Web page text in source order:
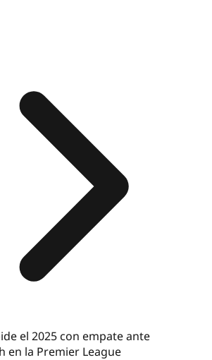
el 2025 con empate ante
en la Premier League